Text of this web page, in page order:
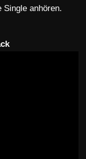
Single anhören.